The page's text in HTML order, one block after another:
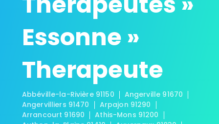
Essonne »
Therapeute
Abbéville-la-Rivière 91150
Angerville 91670
Angervilliers 91470
Arpajon 91290
Arrancourt 91690
Athis-Mons 91200